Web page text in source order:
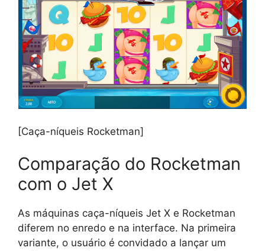
[Caça-níqueis Rocketman]
Comparação do Rocketman
com o Jet X
As máquinas caça-níqueis Jet X e Rocketman
diferem no enredo e na interface. Na primeira
variante, o usuário é convidado a lançar um